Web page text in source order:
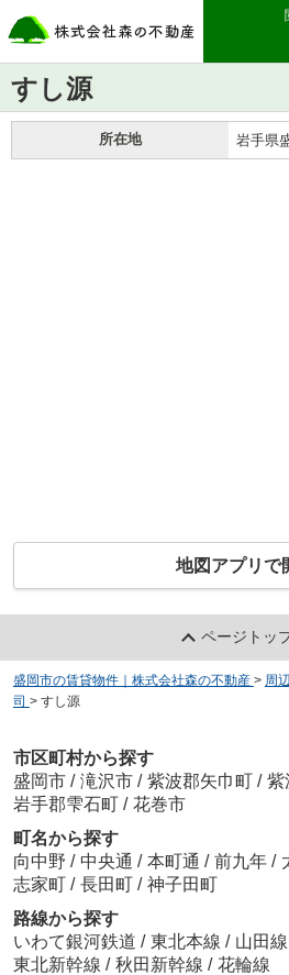
すし源
所在地 岩手県
地図アプリで
ページトッ
盛岡市の賃貸物件｜株式会社森の不動産 > 周
司 > すし源
市区町村から探す
盛岡市 / 滝沢市 / 紫波郡矢巾町 / 紫
岩手郡雫石町 / 花巻市
町名から探す
向中野 / 中央通 / 本町通 / 前九年 /
志家町 / 長田町 / 神子田町
路線から探す
いわて銀河鉄道 / 東北本線 / 山田線
東北新幹線 / 秋田新幹線 / 花輪線